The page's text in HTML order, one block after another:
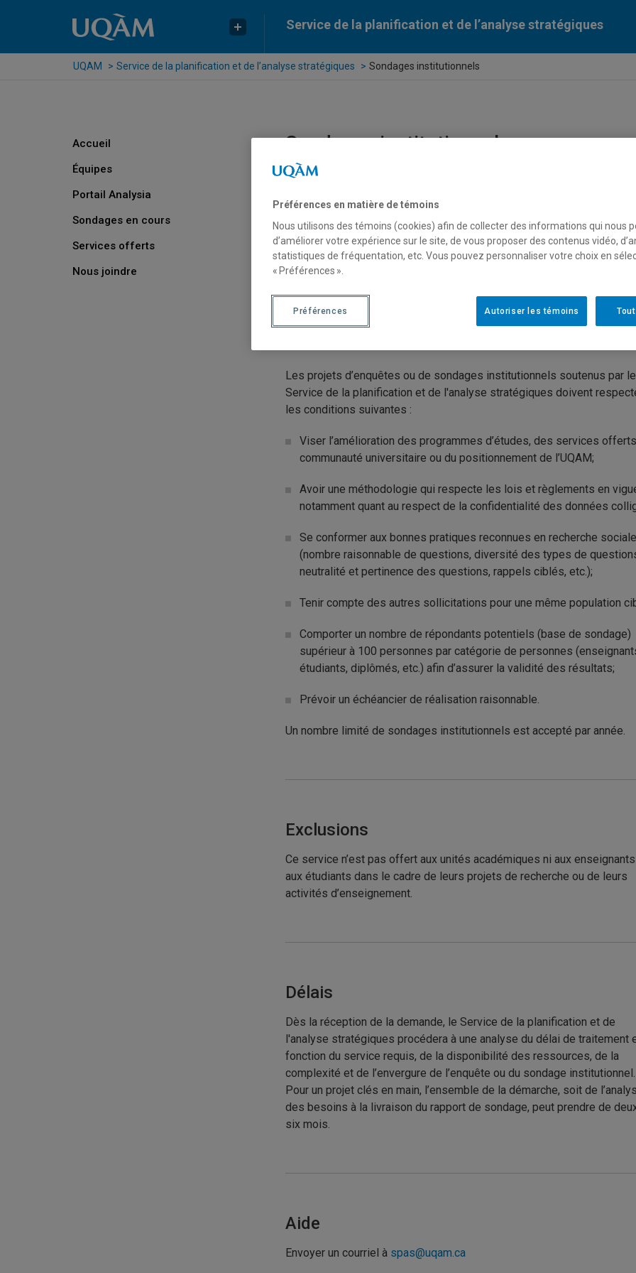
Service de la planification et de l’analyse stratégiques
UQAM Service de la planification et de l’analyse stratégiques Sondages institutionnels
Accueil
Équipes
Portail Analysia
Sondages en cours
Services offerts
Nous joindre
Sondages institutionnels
POUR
Un accompagnement personnalisé pour leurs projets d'enquêtes et
sondages institutionnels allant du soutien ponctuel au projet clés en
main;
Une expertise en matière d’analyse de besoins, d’identification de
population (base de sondage et échantillonnage), de conception de
Les projets d’enquêtes ou de sondages institutionnels soutenus par le
Service de la planification et de l'analyse stratégiques doivent
les conditions suivantes :
Viser l’amélioration des programmes d’études, des services
communauté universitaire ou du positionnement de l’UQAM;
Avoir une méthodologie qui respecte les lois et règlements en
notamment quant au respect de la confidentialité des données
Se conformer aux bonnes pratiques reconnues en recherche sociale
(nombre raisonnable de questions, diversité des types de
neutralité et pertinence des questions, rappels ciblés, etc.);
Tenir compte des autres sollicitations pour une même population
Comporter un nombre de répondants potentiels (base de sondage)
supérieur à 100 personnes par catégorie de personnes
étudiants, diplômés, etc.) afin d’assurer la validité des résultats;
Prévoir un échéancier de réalisation raisonnable.
Un nombre limité de sondages institutionnels est accepté par année.
Exclusions
Ce service n’est pas offert aux unités académiques ni aux
aux étudiants dans le cadre de leurs projets de recherche ou de leurs
activités d’enseignement.
Délais
Dès la réception de la demande, le Service de la planification et de
l'analyse stratégiques procédera à une analyse du délai de traitement
fonction du service requis, de la disponibilité des ressources, de la
complexité et de l’envergure de l’enquête ou du sondage institutionnel.
Pour un projet clés en main, l’ensemble de la démarche, soit de
des besoins à la livraison du rapport de sondage, peut prendre de
six mois.
Aide
Envoyer un courriel à spas@uqam.ca
Préférences en matière de témoins
Nous utilisons des témoins (cookies) afin de collecter des informations qui nous
d’améliorer votre expérience sur le site, de vous proposer des contenus vidéo,
statistiques de fréquentation, etc. Vous pouvez personnaliser votre choix en
« Préférences ».
Autoriser les témoins
Préférences